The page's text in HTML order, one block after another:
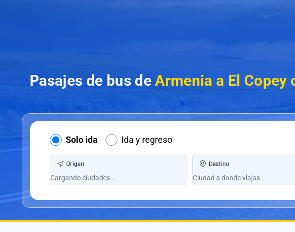
Pasajes de bus deArmenia a El Copey
Solo ida Ida y regreso
Origen Destino